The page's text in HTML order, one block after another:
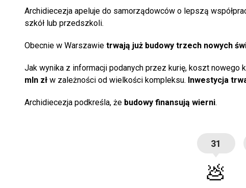
Archidiecezja apeluje do samorządowców o lepszą
szkół lub przedszkoli.
Obecnie w Warszawie trwają już budowy trzech nowych
Jak wynika z informacji podanych przez kurię, koszt
mln zł w zależności od wielkości kompleksu. Inwestycja
Archidiecezja podkreśla, że budowy finansują wierni.
31
💩